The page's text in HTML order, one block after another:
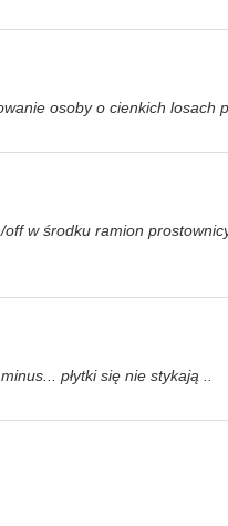
osoby o cienkich losach
w środku ramion
płytki się nie stykają ..